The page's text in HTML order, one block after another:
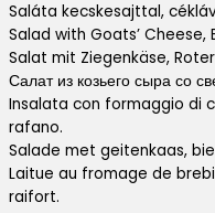
Saláta kecskesajttal,
Salad with Goats’
Salat mit Ziegenkäse,
Салат из козьего сыра со
Insalata con formaggio di
rafano.
Salade met geitenkaas,
Laitue au fromage de
raifort.